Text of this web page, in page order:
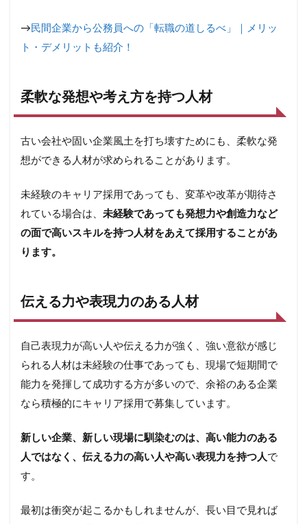
→ 民間企業から公務員への「転職の道しるべ」｜メリッ
ト・デメリットも紹介！
柔軟な発想や考え方を持つ人材
古い会社や固い企業風土を打ち壊すためにも、柔軟な発
想ができる人材が求められることがあります。
未経験のキャリア採用であっても、変革や改革が期待さ
れている場合は、 未経験であっても発想力や創造力など
の面で高いスキルを持つ人材をあえて採用することがあ
ります。
伝える力や表現力のある人材
自己表現力が高い人や伝える力が強く、強い意欲が感じ
られる人材は未経験の仕事であっても、現場で短期間で
能力を発揮して成功する方が多いので、余裕のある企業
なら積極的にキャリア採用で募集しています。
新しい企業、新しい現場に馴染むのは、高い能力のある
人ではなく、伝える力の高い人や高い表現力を持つ人で
す。
最初は衝突が起こるかもしれませんが、長い目で見れば